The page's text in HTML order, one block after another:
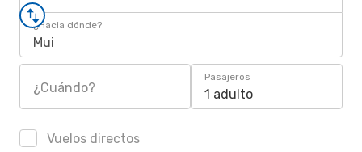
¿Hacia dónde?
Mui
¿Cuándo?
Pasajeros
1 adulto
Vuelos directos